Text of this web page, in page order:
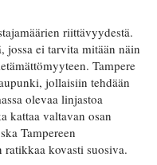
riittävyydestä.
jossa ei tarvita mitään näin
Tampere
jollaisiin tehdään
olevaa linjastoa
kattaa valtavan osan
Tampereen
kovasti suosiva.